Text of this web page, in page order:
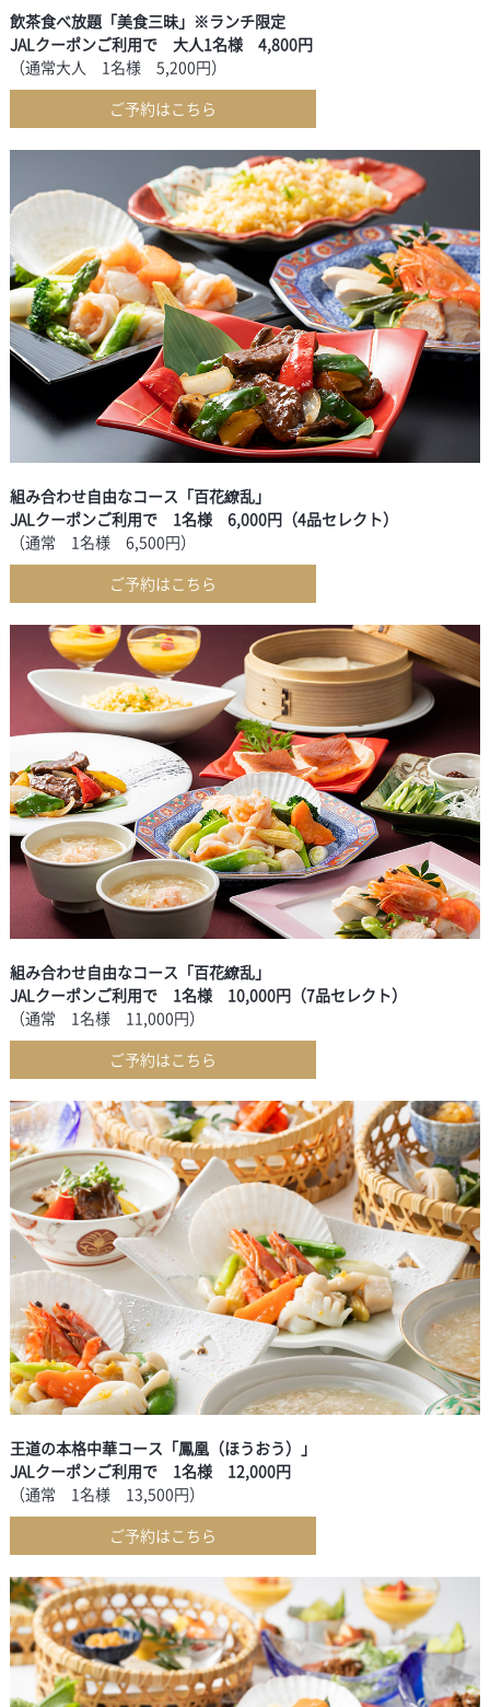
飲茶食べ放題「美食三昧」※ランチ限定
JALクーポンご利用で 大人1名様 4,800円
（通常大人 1名様 5,200円）
ご予約はこちら
組み合わせ自由なコース「百花繚乱」
JALクーポンご利用で 1名様 6,000円（4品セレクト）
（通常 1名様 6,500円）
ご予約はこちら
組み合わせ自由なコース「百花繚乱」
JALクーポンご利用で 1名様 10,000円（7品セレクト）
（通常 1名様 11,000円）
ご予約はこちら
王道の本格中華コース「鳳凰（ほうおう）」
JALクーポンご利用で 1名様 12,000円
（通常 1名様 13,500円）
ご予約はこちら